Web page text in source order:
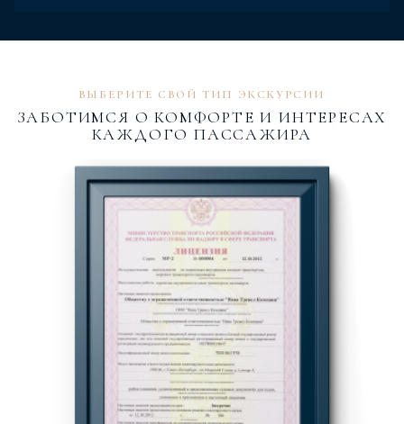
ВЫБЕРИТЕ СВОЙ ТИП ЭКСКУРСИИ
ЗАБОТИМСЯ О КОМФОРТЕ И ИНТЕРЕСАХ
КАЖДОГО ПАССАЖИРА